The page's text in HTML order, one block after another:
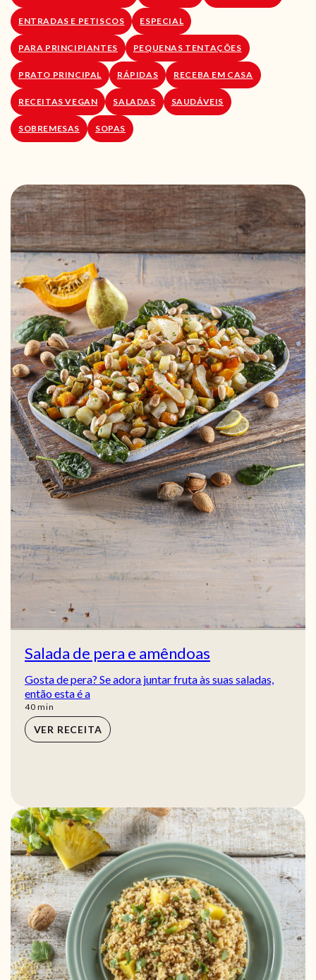
ENTRADAS E PETISCOS ESPECIAL
PARA PRINCIPIANTES PEQUENAS TENTAÇÕES
PRATO PRINCIPAL RÁPIDAS RECEBA EM CASA
RECEITAS VEGAN SALADAS SAUDÁVEIS
SOBREMESAS SOPAS
Salada de pera e amêndoas
Gosta de pera? Se adora juntar fruta às suas saladas,
então esta é a
40min
min
VER RECEITA